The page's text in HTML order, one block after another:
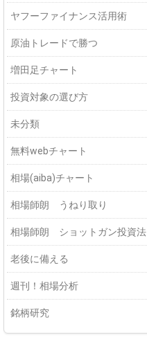
ヤフーファイナンス活用術
原油トレードで勝つ
増田足チャート
投資対象の選び方
未分類
無料webチャート
相場(aiba)チャート
相場師朗 うねり取り
相場師朗 ショットガン投資法
老後に備える
週刊！相場分析
銘柄研究